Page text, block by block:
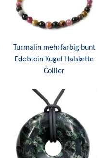
Turmalin mehrfarbig bunt
Edelstein Kugel Halskette
Collier